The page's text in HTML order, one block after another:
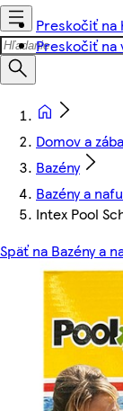
Preskočiť na
Preskočiť na
Domov a
Bazény
Bazény a
Intex Pool
Späť na Bazény a